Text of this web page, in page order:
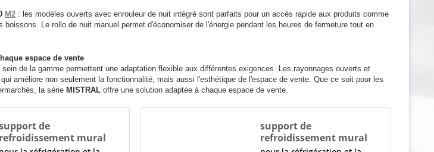
M2 : les modèles ouverts avec enrouleur de nuit intégré sont parfaits pour un accès rapide aux produits comme
boissons. Le rollo de nuit manuel permet d'économiser de l'énergie pendant les heures de fermeture tout en
espace de vente
de la gamme permettent une adaptation flexible aux différentes exigences. Les rayonnages ouverts et
améliore non seulement la fonctionnalité, mais aussi l'esthétique de l'espace de vente. Que ce soit pour les
la série MISTRAL offre une solution adaptée à chaque espace de vente.
de
refroidissement mural
support de
refroidissement mural